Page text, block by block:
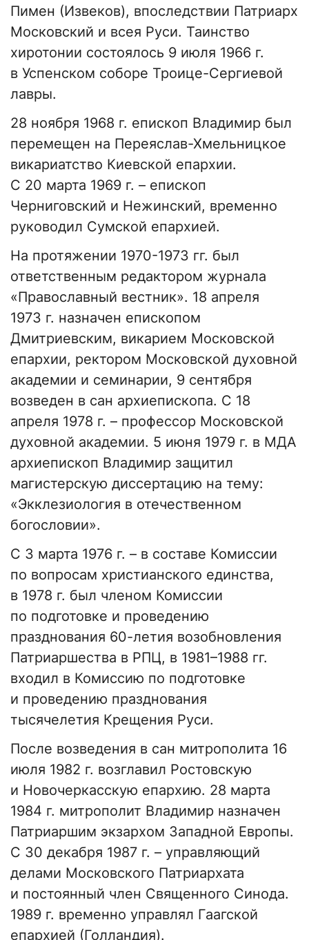
Пимен (Извеков), впоследствии Патриарх
Московский и всея Руси. Таинство
хиротонии состоялось 9 июля 1966 г.
в Успенском соборе Троице-Сергиевой
лавры.
28 ноября 1968 г. епископ Владимир был
перемещен на Переяслав-Хмельницкое
викариатство Киевской епархии.
С 20 марта 1969 г. – епископ
Черниговский и Нежинский, временно
руководил Сумской епархией.
На протяжении 1970-1973 гг. был
ответственным редактором журнала
«Православный вестник». 18 апреля
1973 г. назначен епископом
Дмитриевским, викарием Московской
епархии, ректором Московской духовной
академии и семинарии, 9 сентября
возведен в сан архиепископа. С 18
апреля 1978 г. – профессор Московской
духовной академии. 5 июня 1979 г. в МДА
архиепископ Владимир защитил
магистерскую диссертацию на тему:
«Экклезиология в отечественном
богословии».
С 3 марта 1976 г. – в составе Комиссии
по вопросам христианского единства,
в 1978 г. был членом Комиссии
по подготовке и проведению
празднования 60-летия возобновления
Патриаршества в РПЦ, в 1981–1988 гг.
входил в Комиссию по подготовке
и проведению празднования
тысячелетия Крещения Руси.
После возведения в сан митрополита 16
июля 1982 г. возглавил Ростовскую
и Новочеркасскую епархию. 28 марта
1984 г. митрополит Владимир назначен
Патриаршим экзархом Западной Европы.
С 30 декабря 1987 г. – управляющий
делами Московского Патриархата
и постоянный член Священного Синода.
1989 г. временно управлял Гаагской
епархией (Голландия).